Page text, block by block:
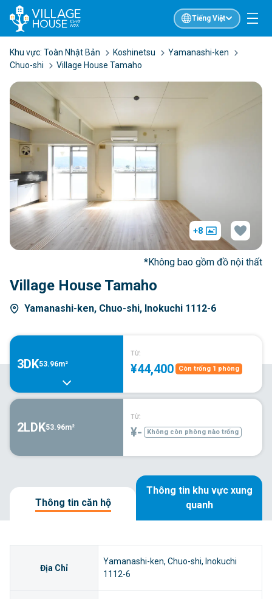
Tiếng Việt
Khu vực: Toàn Nhật Bản Koshinetsu
Yamanashi-ken
Chuo-shi
Village House Tamaho
Village House Tamaho
Yamanashi-ken, Chuo-shi, Inokuchi 1112-6
+8
*Không bao gồm đồ nội thất
3DK53.96m²
TỪ:
¥44,400 Còn trống 1 phòng
2LDK53.96m²
TỪ:
¥- Không còn phòng nào trống
Thông tin căn hộ
Thông tin khu vực xung
quanh
Địa Chỉ
Yamanashi-ken, Chuo-shi, Inokuchi
1112-6